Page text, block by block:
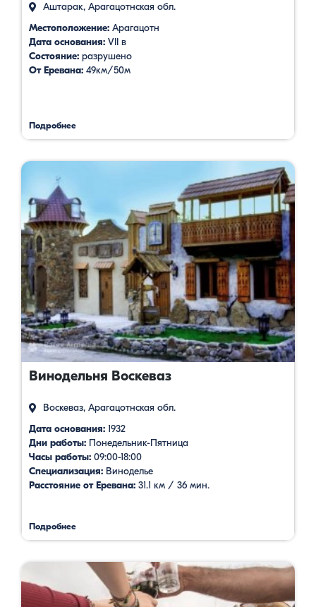
Аштарак, Арагацотнская обл.
Местоположение: Арагацотн
Дата основания: VII в
Состояние: разрушено
От Еревана: 49км/50м
Подробнее
Винодельня Воскеваз
Воскеваз, Арагацотнская обл.
Дата основания: 1932
Дни работы: Понедельник-Пятница
Часы работы: 09:00-18:00
Специализация: Виноделье
Расстояние от Еревана: 31.1 км / 36 мин.
Подробнее